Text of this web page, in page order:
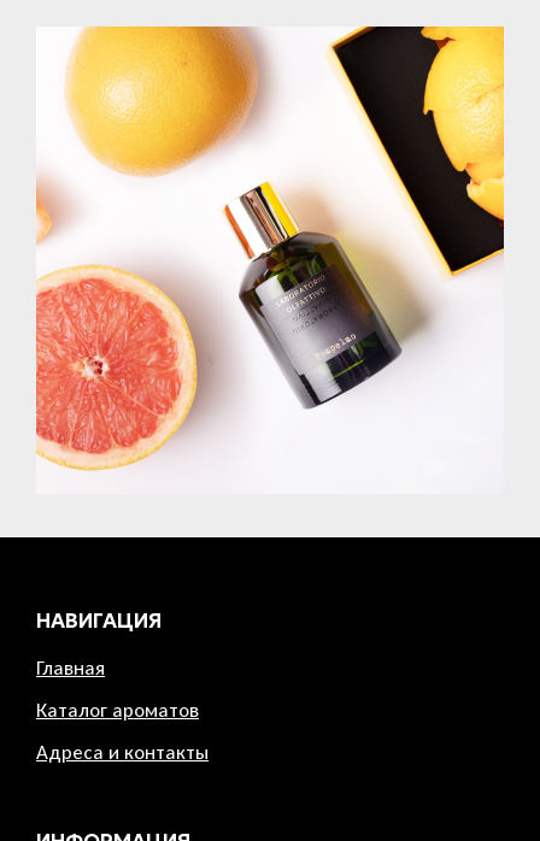
НАВИГАЦИЯ
Главная
Каталог ароматов
Адреса и контакты